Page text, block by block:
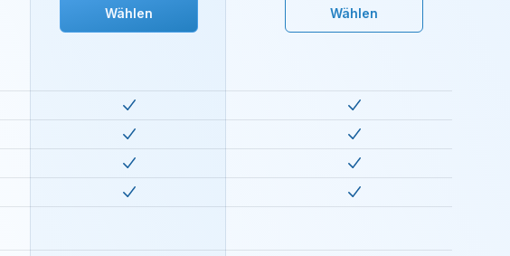
Wählen Wählen
Includedinpremium Includedinsuper
Includedinpremium Includedinsuper
Includedinpremium Includedinsuper
Includedinpremium Includedinsuper